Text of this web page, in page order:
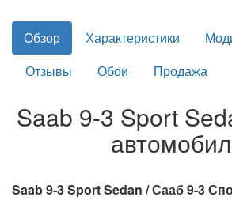
Обзор Характеристики
Отзывы
Обои Продажа
Saab 9-3 Sport
Saab 9-3 Sport Sedan / Сааб 9-3